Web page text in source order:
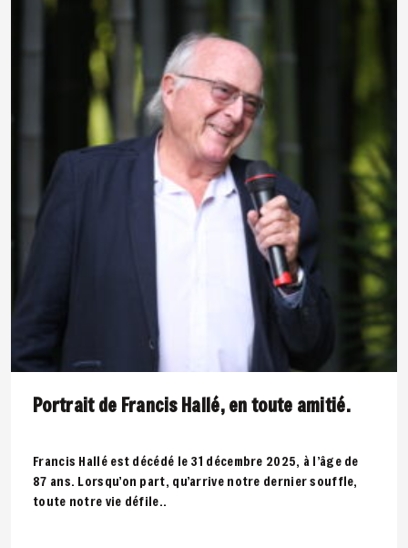
Portrait de Francis Hallé, en toute amitié.
Francis Hallé est décédé le 31 décembre 2025, à l’âge de
87 ans. Lorsqu’on part, qu’arrive notre dernier souffle,
toute notre vie défile..